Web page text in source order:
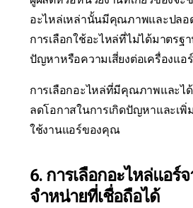
อะไหล่เหล่านั้นมีคุณภาพและปลอ
การเลือกใช้อะไหล่ที่ไม่ได้มาตรฐ
ปัญหาหรือความเสี่ยงต่อเครื่องแอ
การเลือกอะไหล่ที่มีคุณภาพและไ
ลดโอกาสในการเกิดปัญหาและเพิ่
ใช้งานแอร์ของคุณ
6. การเลือกอะไหล่แอร์
จำหน่ายที่เชื่อถือได้